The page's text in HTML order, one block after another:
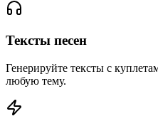
Тексты песен
Генерируйте тексты с
любую тему.